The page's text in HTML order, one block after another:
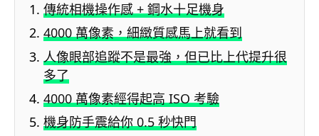
傳統相機操作感 + 鋼水十足機身
4000 萬像素，細緻質感馬上就看到
人像眼部追蹤不是最強，但已比上代提升很
多了
4000 萬像素經得起高 ISO 考驗
機身防手震給你 0.5 秒快門